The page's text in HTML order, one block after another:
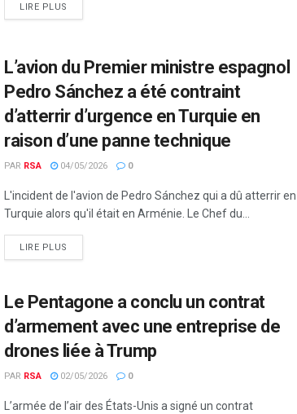
LIRE PLUS
L’avion du Premier ministre espagnol
Pedro Sánchez a été contraint
d’atterrir d’urgence en Turquie en
raison d’une panne technique
PAR RSA 04/05/2026 0
L'incident de l'avion de Pedro Sánchez qui a dû atterrir en
Turquie alors qu'il était en Arménie. Le Chef du...
LIRE PLUS
Le Pentagone a conclu un contrat
d’armement avec une entreprise de
drones liée à Trump
PAR RSA 02/05/2026 0
L’armée de l’air des États-Unis a signé un contrat